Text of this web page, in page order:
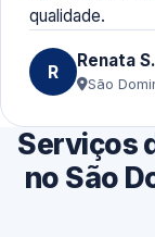
qualidade.
R Renata S.
São
Serviços
no São